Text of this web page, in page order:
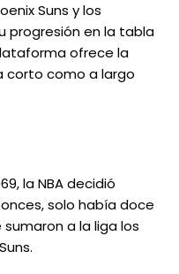
Suns y los
progresión en la tabla
ofrece la
corto como a largo
la NBA decidió
solo había doce
a la liga los